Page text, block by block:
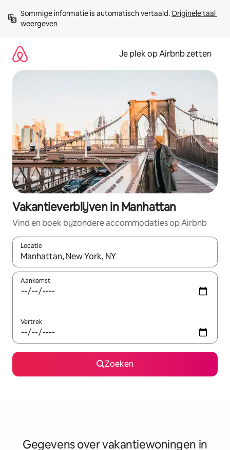
direct
naar
Sommige informatie is automatisch vertaald. Originele taal
weergeven
Je plek op Airbnb zetten
Vakantieverblijven in Manhattan
Vind en boek bijzondere accommodaties op Airbnb
Locatie
Wanneer er resultaten beschikbaar zijn, maak je een keuze
Aankomst
Vertrek
Zoeken
Gegevens over vakantiewoningen in